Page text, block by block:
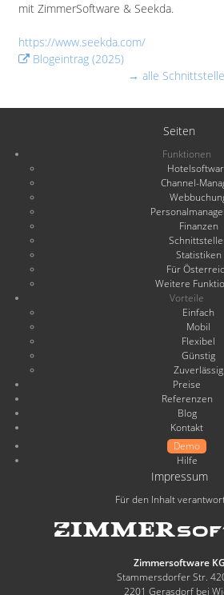
mit ZimmerSoftware & Seekda.
https://www.seekda.com/
Blogeintrag (2025)
→ alle
Seiten
Funktionen
Channel-
Finanzen
Statistiken
Für
Weitere
Vorteile
Einfach
Mobil
Flexibel
Günstig
Zuverlässig
Preise
Referenzen
Blog
Kontakt
Demo
Hilfe
Impressum
Für den Inhalt
Zimmersoftware KG
Stammersdorfer Str.
2201 Gerasdorf bei